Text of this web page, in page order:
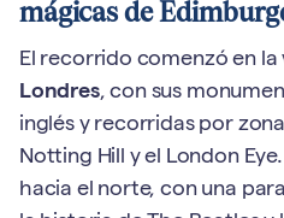
mágicas de
El recorrido comenzó en
Londres, con sus
inglés y recorridas por
Notting Hill y el London
hacia el norte, con una